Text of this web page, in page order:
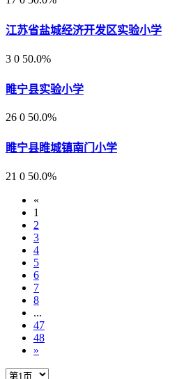
江苏省盐城经济开发区实验小学
3 0 50.0%
睢宁县实验小学
26 0 50.0%
睢宁县睢城镇南门小学
21 0 50.0%
«
1
2
3
4
5
6
7
8
...
47
48
»